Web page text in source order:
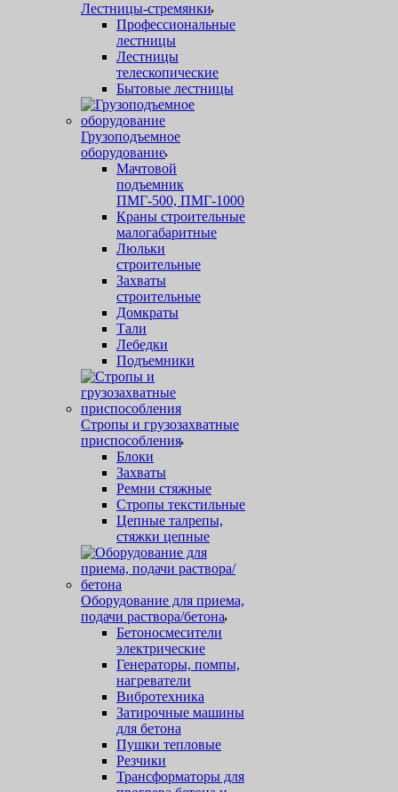
Лестницы-стремянки
Профессиональные
лестницы
Лестницы
телескопические
Бытовые лестницы
Грузоподъемное
оборудование
Мачтовой
подъемник
ПМГ-500, ПМГ-1000
Краны строительные
малогабаритные
Люльки
строительные
Захваты
строительные
Домкраты
Тали
Лебедки
Подъемники
Стропы и грузозахватные
приспособления
Блоки
Захваты
Ремни стяжные
Стропы текстильные
Цепные талрепы,
стяжки цепные
Оборудование для приема,
подачи раствора/бетона
Бетоносмесители
электрические
Генераторы, помпы,
нагреватели
Вибротехника
Затирочные машины
для бетона
Пушки тепловые
Резчики
Трансформаторы для